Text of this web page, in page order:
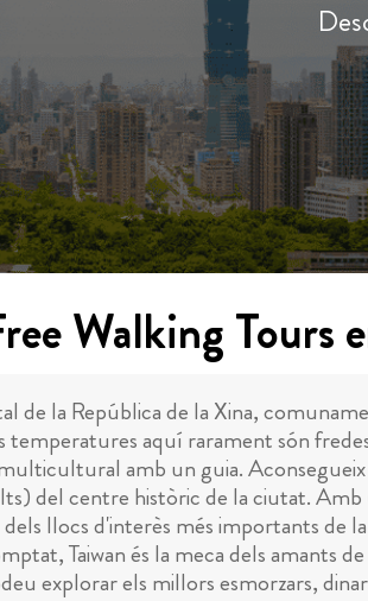
Walking Tours
de la República de la Xina,
temperatures aquí rarament són
amb un guia.
del centre històric de la ciutat.
llocs d'interès més importants de
Taiwan és la meca dels amants
explorar els millors esmorzars,